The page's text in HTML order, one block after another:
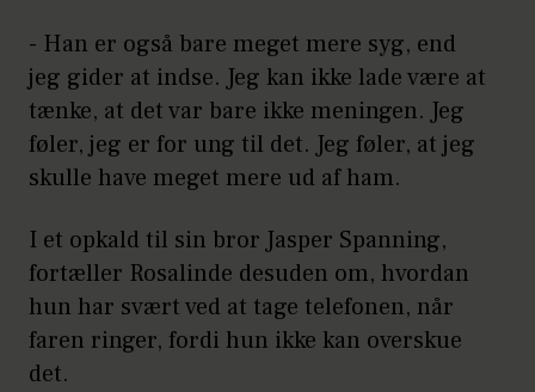
- Han er også bare meget mere syg, end
jeg gider at indse. Jeg kan ikke lade være at
tænke, at det var bare ikke meningen. Jeg
føler, jeg er for ung til det. Jeg føler, at jeg
skulle have meget mere ud af ham.
I et opkald til sin bror Jasper Spanning,
fortæller Rosalinde desuden om, hvordan
hun har svært ved at tage telefonen, når
faren ringer, fordi hun ikke kan overskue
det.